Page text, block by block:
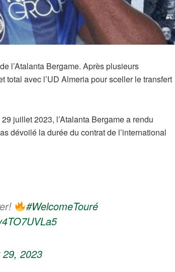
l’Atalanta Bergame. Après plusieurs
total avec l’UD Almeria pour sceller le transfert
juillet 2023, l’Atalanta Bergame a rendu
dévoilé la durée du contrat de l’international
#WelcomeTouré
29, 2023